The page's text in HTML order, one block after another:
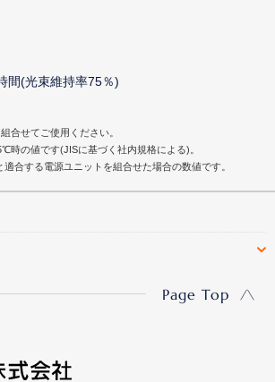
間(光束維持率75％)
合せてご使用ください。
時の値です(JISに基づく社内規格による)。
合する電源ユニットを組合せた場合の数値です。
Page Top